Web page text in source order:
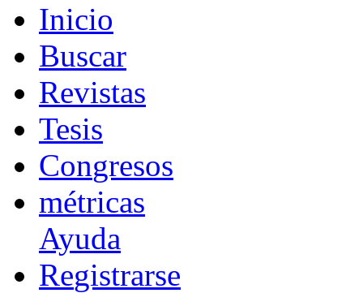
Inicio
Buscar
Revistas
Tesis
Congresos
métricas
Ayuda
Registrarse